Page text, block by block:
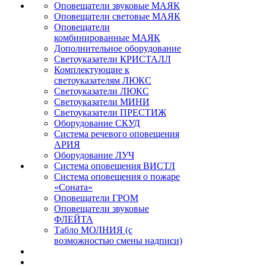
Оповещатели звуковые МАЯК
Оповещатели световые МАЯК
Оповещатели
комбинированные МАЯК
Дополнительное оборудование
Светоуказатели КРИСТАЛЛ
Комплектующие к
светоуказателям ЛЮКС
Светоуказатели ЛЮКС
Светоуказатели МИНИ
Светоуказатели ПРЕСТИЖ
Оборудование СКУД
Система речевого оповещения
АРИЯ
Оборудование ЛУЧ
Система оповещения ВИСТЛ
Система оповещения о пожаре
«Соната»
Оповещатели ГРОМ
Оповещатели звуковые
ФЛЕЙТА
Табло МОЛНИЯ (с
возможностью смены надписи)